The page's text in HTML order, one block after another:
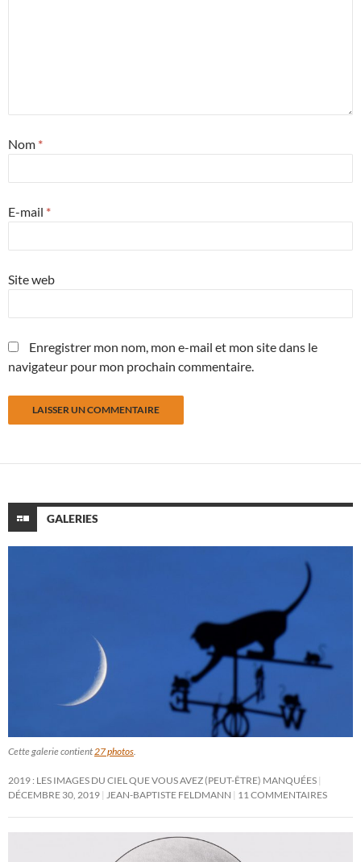
Nom *
E-mail *
Site web
Enregistrer mon nom, mon e-mail et mon site dans le
navigateur pour mon prochain commentaire.
GALERIES
Cette galerie contient 27 photos
2019 : LES IMAGES DU CIEL QUE VOUS AVEZ (PEUT-ÊTRE) MANQUÉES
DÉCEMBRE 30, 2019
JEAN-BAPTISTE FELDMANN 11 COMMENTAIRES